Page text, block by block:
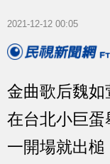
2021-12-12 00:05
金曲歌后魏如
在台北小巨
一開場就出